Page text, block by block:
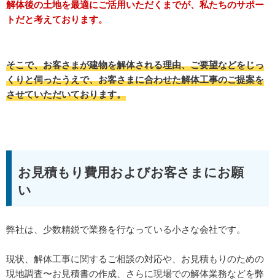
解体後の土地を最適にご活用いただくまでが、私たちのサポー
トだと考えております。
そこで、お客さまが建物を解体される理由、ご要望などをじっ
くりと伺ったうえで、お客さまに合わせた解体工事のご提案を
させていただいております。
お見積もり費用およびお客さまにお願
い
弊社は、少数精鋭で業務を行なっている小さな会社です。
現状、解体工事に関するご相談の対応や、お見積もりのための
現地調査〜お見積書の作成、さらに現場での解体業務などを弊